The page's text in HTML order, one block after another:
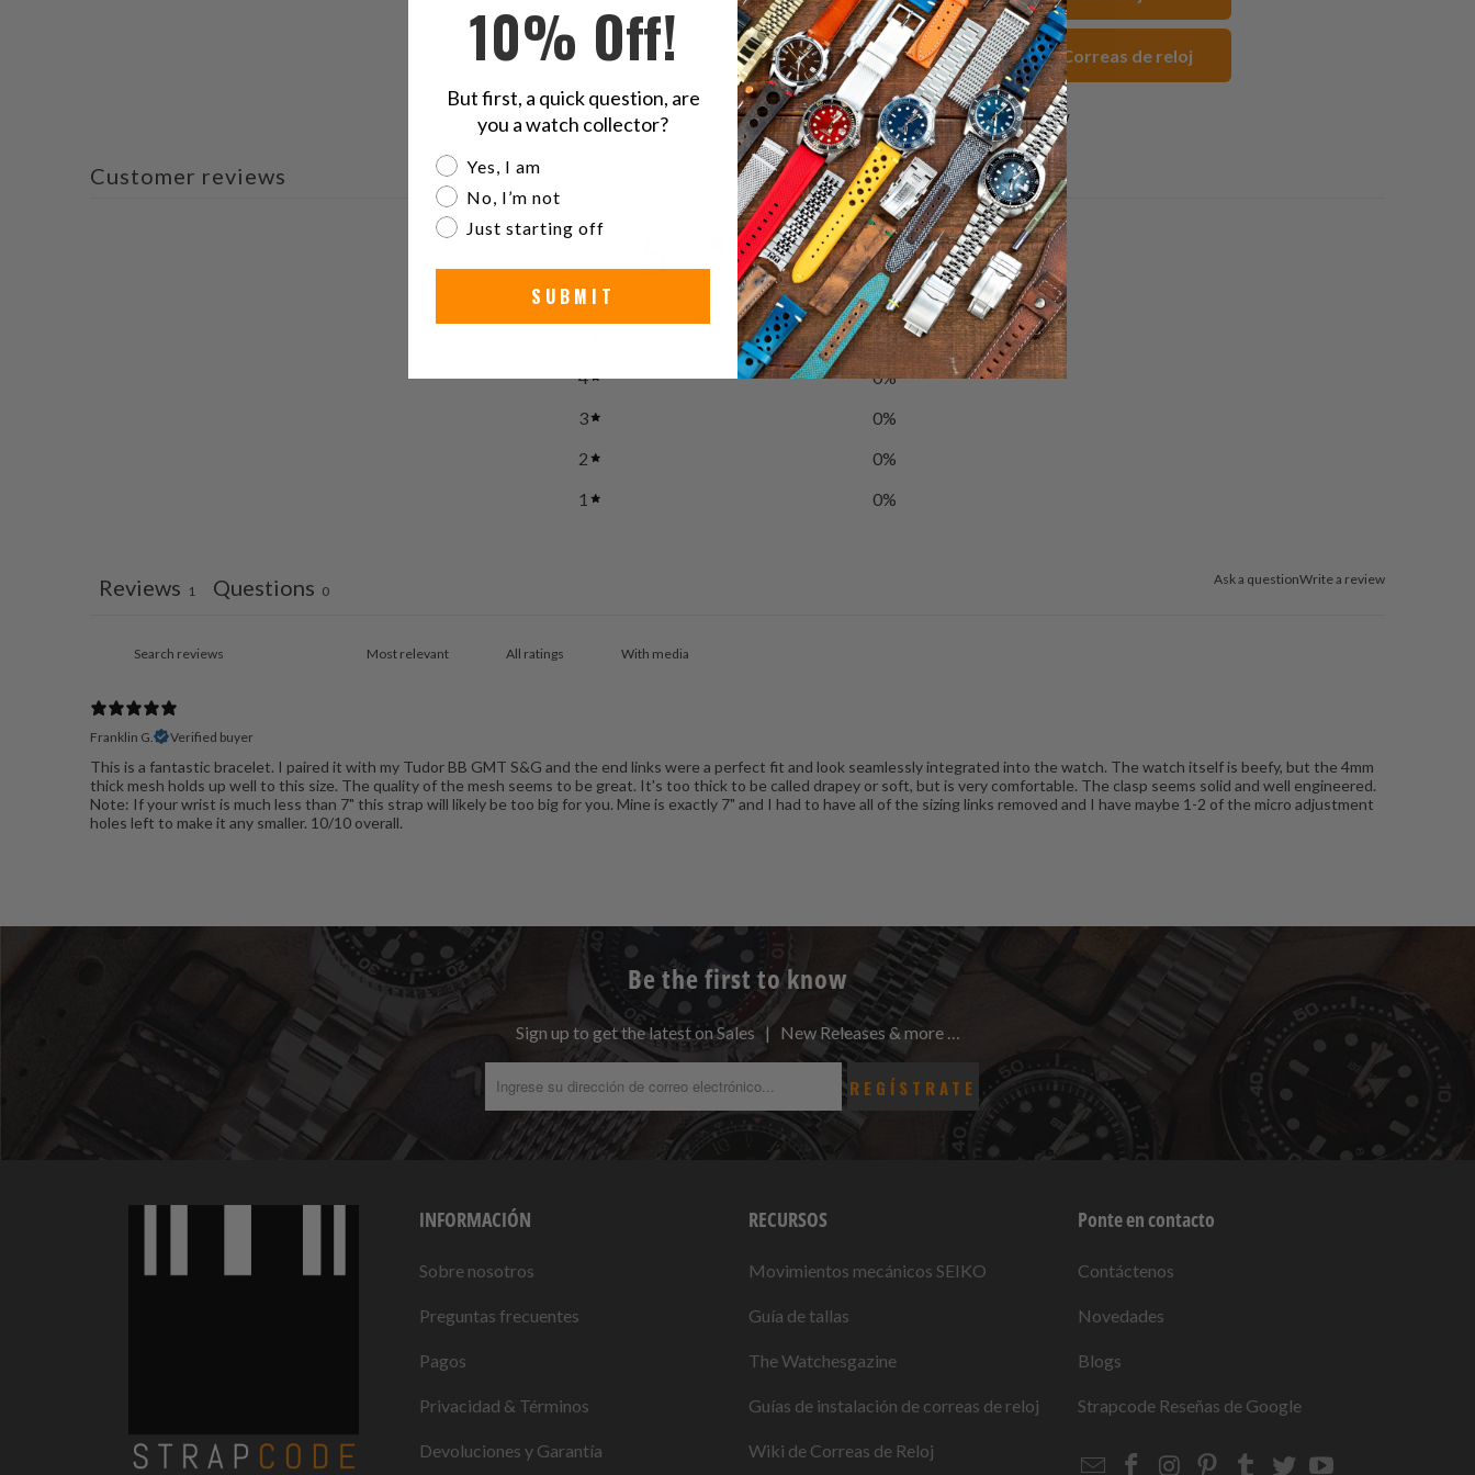
Acero inoxidable Correas de reloj
1 review
Customer reviews
5 / 51 review
100%
4
0%
3
0%
2
0%
1
0%
Ask a questionWrite a review
Reviews 1 Questions 0
With media
Franklin G. Verified buyer
This is a fantastic bracelet. I paired it with my Tudor BB GMT S&G and the end links were a perfect fit and look seamlessly integrated into the watch. The watch itself is beefy, but the 4mm
thick mesh holds up well to this size. The quality of the mesh seems to be great. It's too thick to be called drapey or soft, but is very comfortable. The clasp seems solid and well engineered.
Note: If your wrist is much less than 7" this strap will likely be too big for you. Mine is exactly 7" and I had to have all of the sizing links removed and I have maybe 1-2 of the micro adjustment
holes left to make it any smaller. 10/10 overall.
Be the first to know
Sign up to get the latest on Sales | New Releases & more …
INFORMACIÓN
Sobre nosotros
Preguntas frecuentes
Pagos
Privacidad & Términos
Devoluciones y Garantía
RECURSOS
Movimientos mecánicos SEIKO
Guía de tallas
The Watchesgazine
Guías de instalación de correas de reloj
Wiki de Correas de Reloj
Ponte en contacto
Contáctenos
Novedades
Blogs
Strapcode Reseñas de Google
EmailStrapcode
Strapcode
Strapcode
Strapcode
Strapcode
10% Off!
But first, a quick question, are
you a watch collector?
Are you a watch collector?
Yes, I am
No, I’m not
Just starting off
SUBMIT